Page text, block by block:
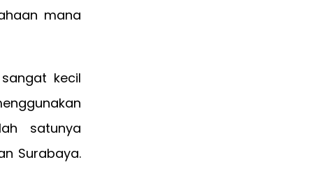
mana
kecil
satunya
Surabaya.